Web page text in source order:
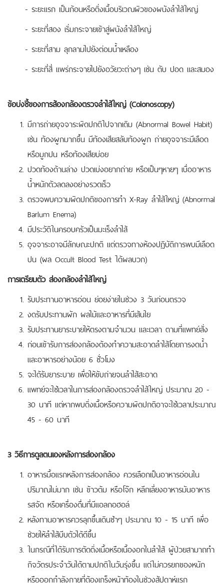
- ระยะแรก เป็นก้อนหรือติ่งเนื้อบริเวณผิวของผนังลำไส้ใหญ่
- ระยะที่สอง เริ่มกระจายเข้าสู่ผนังลำไส้ใหญ่
- ระยะที่สาม ลุกลามไปยังต่อมน้ำเหลือง
- ระยะที่สี่ แพร่กระจายไปยังอวัยวะต่างๆ เช่น ตับ ปอด และสมอง
ข้อบ่งชี้ของการส้องกล้องตรวจลำไส้ใหญ่ (Colonoscopy)
มีการถ่ายอุจจาระผิดปกติไปจากเดิม (Abnormal Bowel Habit)
เช่น ท้องผูกมากขึ้น มีท้องเสียสลับท้องผูก ถ่ายอุจจาระมีเลือด
หรือมูกปน หรือท้องเสียบ่อย
ปวดท้องด้านล่าง ปวดเบ่งอยากถ่าย หรือเป็นๆหายๆ เบื่ออาหาร
น้ำหนักตัวลดลงอย่างรวดเร็ว
ตรวจพบความผิดปกติของการทำ X-Ray ลำไส้ใหญ่ (Abnormal
Barlum Enema)
มีประวัติในครอบครัวเป็นมะเร็งลำไส้
อุจจาระอาจมีลักษณะปกติ แต่ตรวจทางห้องปฏิบัติการพบมีเลือด
ปน (ผล Occult Blood Test ได้ผลบวก)
การเตรียมตัว ส่องกล้องลำไส้ใหญ่
รับประทานอาหารอ่อน ย่อยง่ายในช่วง 3 วันก่อนตรวจ
งดรับประทานผัก ผลไม้และอาหารที่มีเส้นใย
รับประทานยาระบายให้ตรงตามจำนวน และเวลา ตามที่แพทย์สั่ง
ก่อนเข้ารับการส่องกล้องต้องทำความสะอาดลำไส้โดยการงดน้ำ
และอาหารอย่างน้อย 6 ชั่วโมง
จะได้รับยาระบาย เพื่อให้ขับถ่ายจนลำไส้สะอาด
แพทย์จะใช้เวลาในการส่องกล้องตรวจลำไส้ใหญ่ ประมาณ 20 -
30 นาที แต่หากพบติ่งเนื้อหรือความผิดปกติอาจะใช้เวลาประมาณ
45 - 60 นาที
3 วิธีการดูลตนเองหลังการส่องกล้อง
อาหารมื้อแรกหลังการส่องกล้อง ควรเลือกเป็นอาหารอ่อนใน
ปริมาณไม่มาก เช่น ข้าวต้ม หรือโจ๊ก หลีกเลี่ยงอาหารมันอาหาร
รสจัด หรือเครื่องดื่มที่มีแอลกอฮอล์
หลังทานอาหารควรลุกขึ้นเดินช้าๆ ประมาณ 10 - 15 นาที เพื่อ
ช่วยให้ลำไส้บีบตัวได้ดีขึ้น
ในกรณีที่ได้รับการตัดติ่งเนื้อหรือเนื้องอกในลำไส้ ผู้ป่วยสามาถทำ
กิจวัตรประจำวันได้ตามปกติในวันรุ่งขึ้น แต่ไม่ควรยกของหนัก
หรือออกกำลังกายที่ต้องเกร็งหน้าท้องในช่วงสัปดาห์แรก